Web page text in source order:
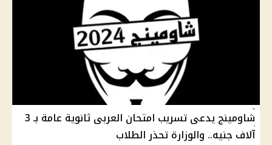
شاومينج يدعى تسريب امتحان العربى ثانوية عامة بـ 3
آلاف جنيه.. والوزارة تحذر الطلاب